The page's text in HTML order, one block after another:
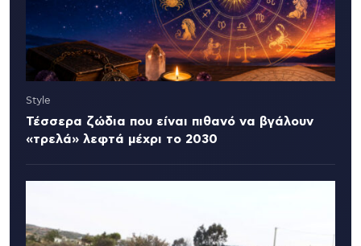
Style
Τέσσερα ζώδια που είναι πιθανό να βγάλουν
«τρελά» λεφτά μέχρι το 2030